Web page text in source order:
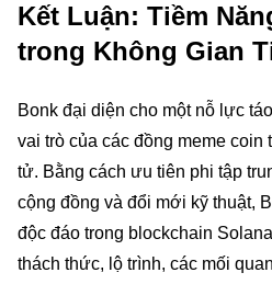
Kết Luận: Tiềm
trong Không Gian
Bonk đại diện cho một nỗ lực
vai trò của các đồng meme coin
tử. Bằng cách ưu tiên phi tập
cộng đồng và đổi mới kỹ thuật,
độc đáo trong blockchain
thách thức, lộ trình, các mối